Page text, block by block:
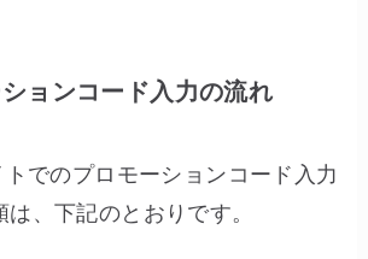
ョンコード入力の流れ
でのプロモーションコード入力
、下記のとおりです。